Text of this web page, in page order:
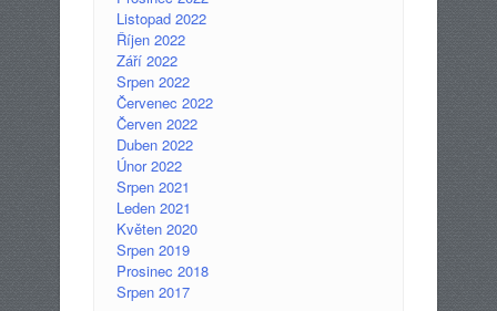
Listopad 2022
Říjen 2022
Září 2022
Srpen 2022
Červenec 2022
Červen 2022
Duben 2022
Únor 2022
Srpen 2021
Leden 2021
Květen 2020
Srpen 2019
Prosinec 2018
Srpen 2017